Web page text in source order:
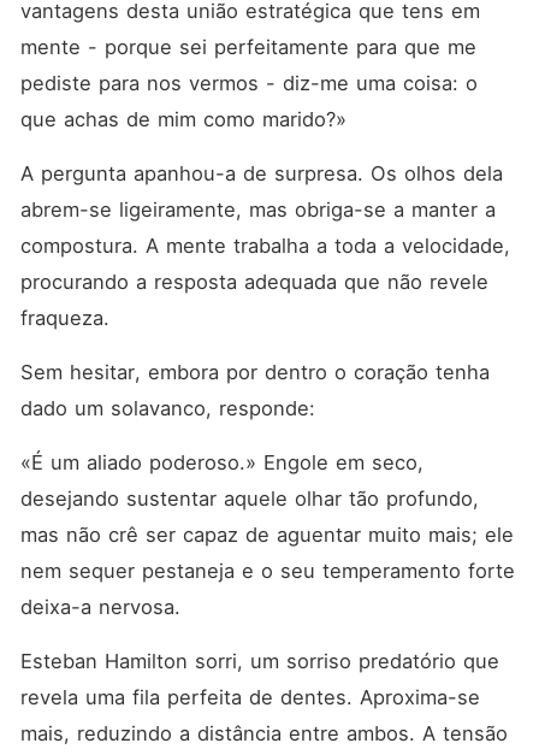
vantagens desta união estratégica que tens em
mente - porque sei perfeitamente para que me
pediste para nos vermos - diz-me uma coisa: o
que achas de mim como marido?»
A pergunta apanhou-a de surpresa. Os olhos dela
abrem-se ligeiramente, mas obriga-se a manter a
compostura. A mente trabalha a toda a velocidade,
procurando a resposta adequada que não revele
fraqueza.
Sem hesitar, embora por dentro o coração tenha
dado um solavanco, responde:
«É um aliado poderoso.» Engole em seco,
desejando sustentar aquele olhar tão profundo,
mas não crê ser capaz de aguentar muito mais; ele
nem sequer pestaneja e o seu temperamento forte
deixa-a nervosa.
Esteban Hamilton sorri, um sorriso predatório que
revela uma fila perfeita de dentes. Aproxima-se
mais, reduzindo a distância entre ambos. A tensão